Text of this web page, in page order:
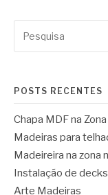
por:
POSTS RECENTES
Chapa MDF na
Madeiras para
Madeireira na zona
Instalação de
Arte Madeiras